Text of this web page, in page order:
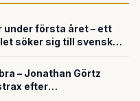
första året – ett
söker sig till svensk
– Jonathan Görtz
efter